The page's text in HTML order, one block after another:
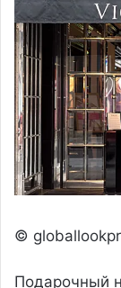
©
Подарочный